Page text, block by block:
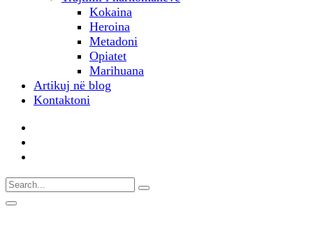
Kokaina
Heroina
Metadoni
Opiatet
Marihuana
Artikuj në blog
Kontaktoni